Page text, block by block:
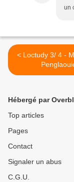
un
< Loctudy 3/ 4 - Menhir de
Hébergé par
Top articles
Pages
Contact
Signaler un abus
C.G.U.